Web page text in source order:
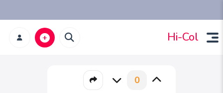
Hi-Col
0